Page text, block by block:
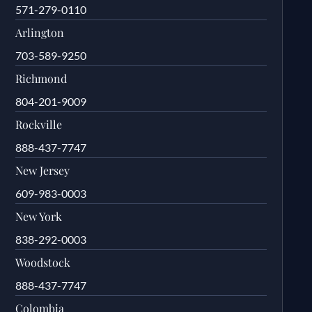
571-279-0110
Arlington
703-589-9250
Richmond
804-201-9009
Rockville
888-437-7747
New Jersey
609-983-0003
New York
838-292-0003
Woodstock
888-437-7747
Colombia